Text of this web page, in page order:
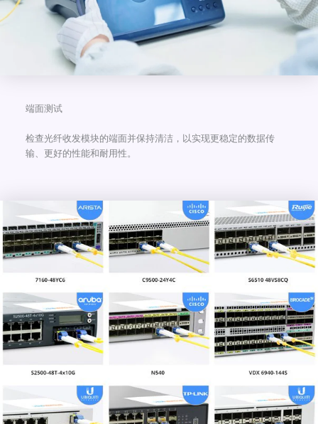
端面测试
检查光纤收发模块的端面并保持清洁，以实现更稳定的数据传
输、更好的性能和耐用性。